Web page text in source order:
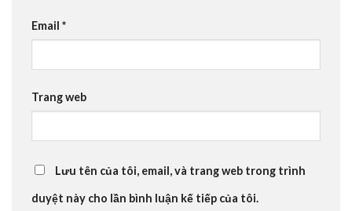
Email *
Trang web
Lưu tên của tôi, email, và trang web trong trình
duyệt này cho lần bình luận kế tiếp của tôi.